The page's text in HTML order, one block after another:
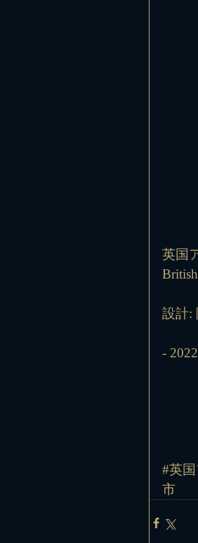
英国
設計:
-
#英
市